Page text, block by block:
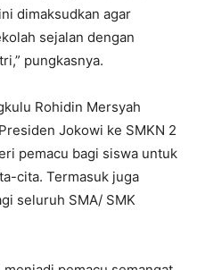
dimaksudkan agar
sejalan dengan
pungkasnya.
Rohidin Mersyah
Jokowi ke SMKN 2
pemacu bagi siswa untuk
cita. Termasuk juga
seluruh SMA/ SMK